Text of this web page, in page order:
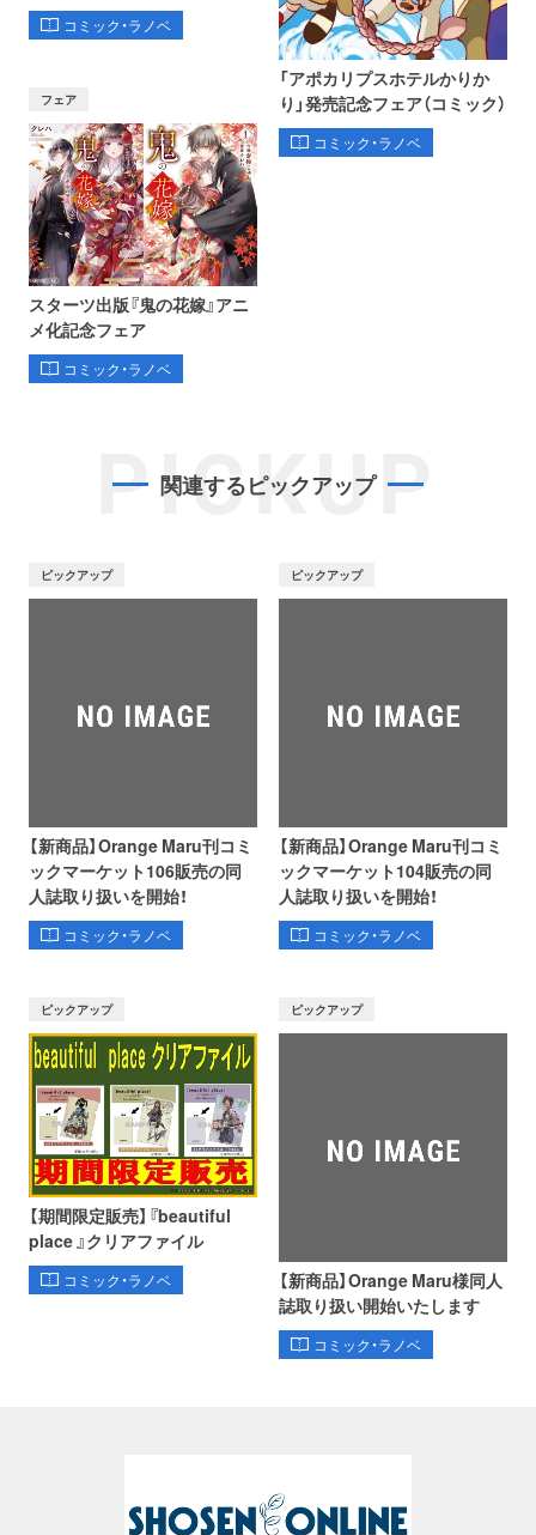
コミック・ラノベ
フェア
スターツ出版『鬼の花嫁』アニ
メ化記念フェア
コミック・ラノベ
「アポカリプスホテルかりか
り」発売記念フェア（コミック）
コミック・ラノベ
PICKUP
関連するピックアップ
ピックアップ
【新商品】Orange Maru刊コミ
ックマーケット106販売の同
人誌取り扱いを開始！
コミック・ラノベ
ピックアップ
【新商品】Orange Maru刊コミ
ックマーケット104販売の同
人誌取り扱いを開始！
コミック・ラノベ
ピックアップ
【期間限定販売】『beautiful
place 』クリアファイル
コミック・ラノベ
ピックアップ
【新商品】Orange Maru様同人
誌取り扱い開始いたします
コミック・ラノベ